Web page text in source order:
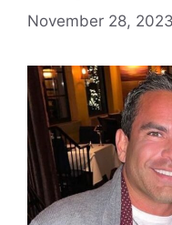
November 28, 2023